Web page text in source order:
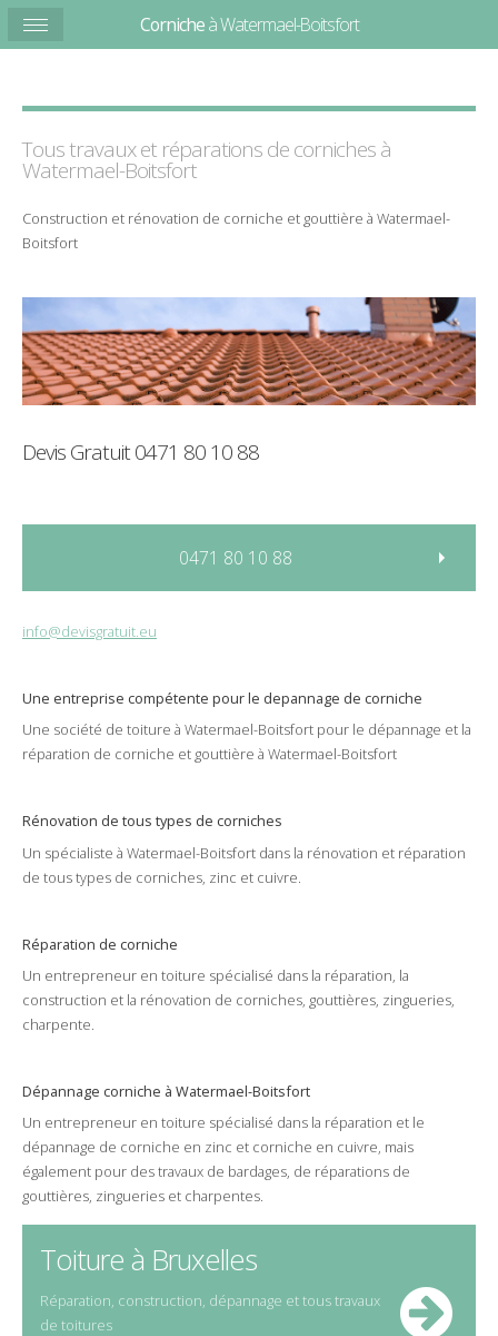
Tous travaux et réparationsdecornichesà
Watermael-Boitsfort
Construction et rénovation de corniche et gouttière à Watermael-
Boitsfort
Devis Gratuit0471 80 10 88
0471 80 10 88
info@devisgratuit.eu
Une entreprise compétente pour le depannage de corniche
Une société de toiture à Watermael-Boitsfort pour le dépannage et la
réparation de corniche et gouttière à Watermael-Boitsfort
Rénovation de tous types de corniches
Un spécialiste à Watermael-Boitsfort dans la rénovation et réparation
de tous types de corniches, zinc et cuivre.
Réparation de corniche
Un entrepreneur en toiture spécialisé dans la réparation, la
construction et la rénovation de corniches, gouttières, zingueries,
charpente.
Dépannage corniche à Watermael-Boitsfort
Un entrepreneur en toiture spécialisé dans la réparation et le
dépannage de corniche en zinc et corniche en cuivre, mais
également pour destravaux de bardages, de réparations de
gouttières, zingueries et charpentes.
Toiture à Bruxelles
Réparation, construction, dépannage et tous travaux
de toitures
Cornicheà Watermael-Boitsfort